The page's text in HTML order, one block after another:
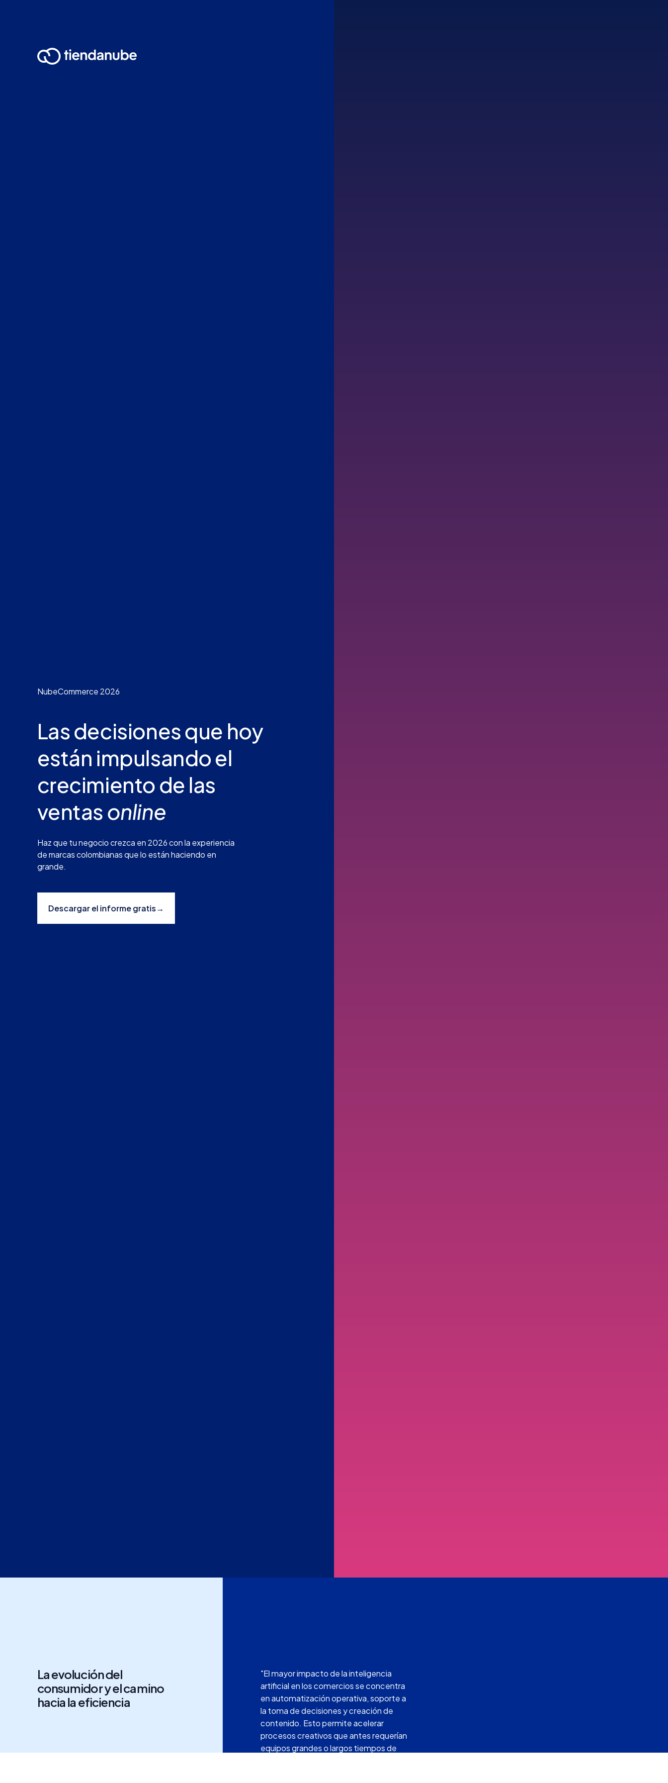
NubeCommerce 2026
Las decisiones que hoy
están impulsando el
crecimiento de las
ventas online
Haz que tu negocio crezca en 2026 con la experiencia
de marcas colombianas que lo están haciendo en
grande.
Descargar el informe gratis→
La evolución del
consumidor y el camino
hacia la eficiencia
"El mayor impacto de la inteligencia
artificial en los comercios se concentra
en automatización operativa, soporte a
la toma de decisiones y creación de
contenido. Esto permite acelerar
procesos creativos que antes requerían
equipos grandes o largos tiempos de